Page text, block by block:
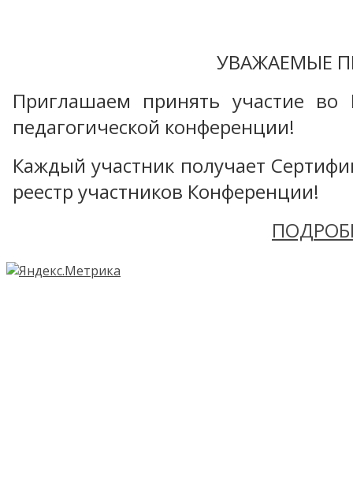
УВАЖАЕМЫЕ
Приглашаем принять участие во
педагогической конференции!
Каждый участник получает
реестр участников Конференции!